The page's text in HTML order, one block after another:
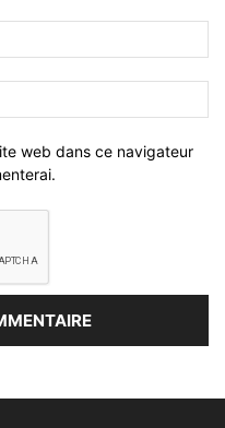
web dans ce navigateur